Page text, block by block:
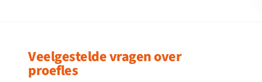
Veelgestelde vragen over
proefles